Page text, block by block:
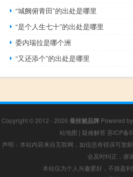
“城阙俯青田”的出处是哪里
“是个人生七十”的出处是哪里
委内瑞拉是哪个洲
“又还添个”的出处是哪里
Copyright © 2012 - 2026 蚕丝被品牌 Powered by
站地图 | 疑难解答 苏ICP备
声明：本站内容来自互联网，如信息有错误可发
会及时纠正，谢
本站仅为个人兴趣爱好，不接盈